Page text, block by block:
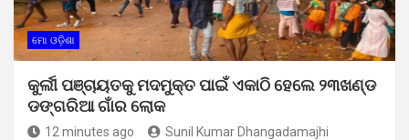
ମୋ ଓଡ଼ିଶା
କୁର୍ଲୀ ପଞ୍ଚାୟତକୁ ମଦମୁକ୍ତ ପାଇଁ ଏକାଠି ହେଲେ ୨୩ଖଣ୍ଡ
ଡଙ୍ଗରିଆ ଗାଁର ଲୋକ
12 minutes ago Sunil Kumar Dhangadamajhi